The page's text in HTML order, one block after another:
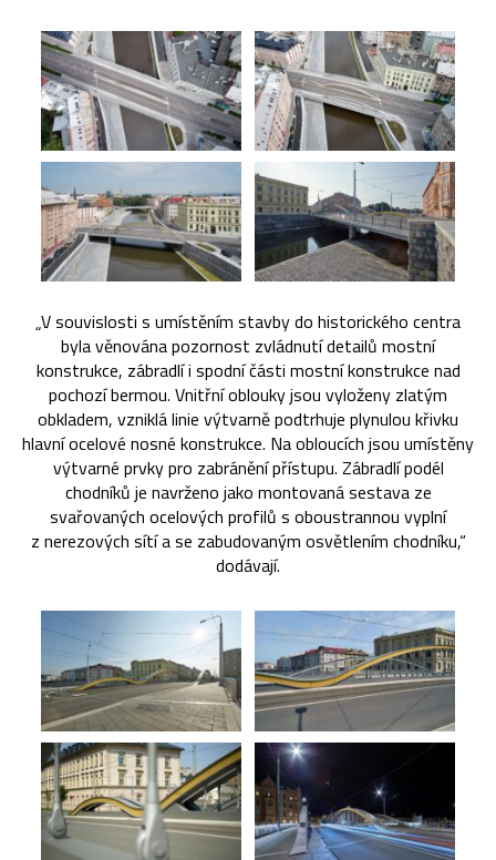
„V souvislosti s umístěním stavby do historického centra
byla věnována pozornost zvládnutí detailů mostní
konstrukce, zábradlí i spodní části mostní konstrukce nad
pochozí bermou. Vnitřní oblouky jsou vyloženy zlatým
obkladem, vzniklá linie výtvarně podtrhuje plynulou křivku
hlavní ocelové nosné konstrukce. Na obloucích jsou umístěny
výtvarné prvky pro zabránění přístupu. Zábradlí podél
chodníků je navrženo jako montovaná sestava ze
svařovaných ocelových profilů s oboustrannou vyplní
z nerezových sítí a se zabudovaným osvětlením chodníku,“
dodávají.